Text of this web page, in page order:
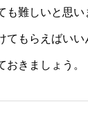
難しいと思
もらえばい
きましょう。